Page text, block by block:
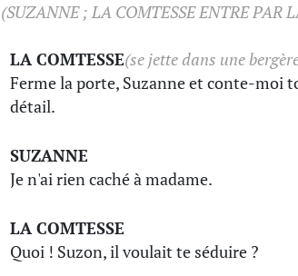
(SUZANNE ; LA COMTESSE ENTRE PAR
LA COMTESSE(se jette dans une
Ferme la porte, Suzanne et conte-moi
détail.
SUZANNE
Je n'ai rien caché à madame.
LA COMTESSE
Quoi ! Suzon, il voulait te séduire ?